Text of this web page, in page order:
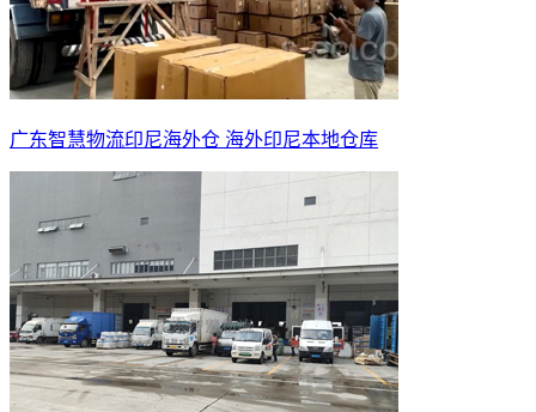
广东智慧物流印尼海外仓 海外印尼本地仓库